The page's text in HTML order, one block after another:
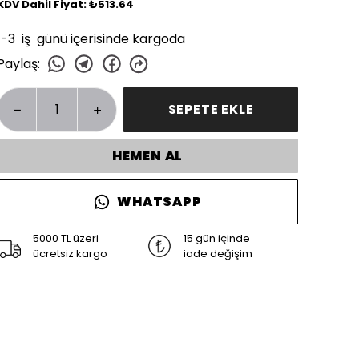
Dahil Fiyat: ₺513.64
3 iş günü içerisinde kargoda
:
SEPETE EKLE
HEMEN AL
WHATSAPP
5000 TL üzeri
ücretsiz kargo
15 gün içinde
iade değişim